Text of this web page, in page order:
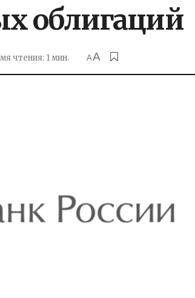
облигаций
чтения: 1 мин. AA